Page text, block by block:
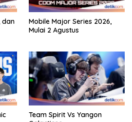
dan
Mobile Major Series 2026,
Mulai 2 Agustus
Team Spirit Vs Yangon